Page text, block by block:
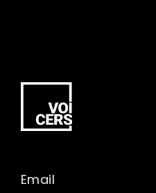
Email